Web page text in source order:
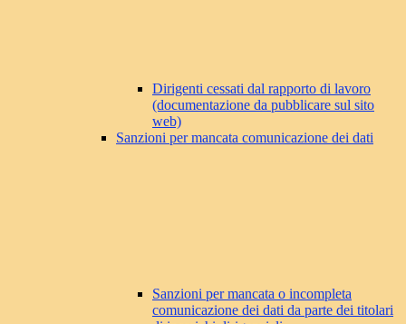
Dirigenti cessati dal rapporto di lavoro
(documentazione da pubblicare sul sito
web)
Sanzioni per mancata comunicazione dei dati
Sanzioni per mancata o incompleta
comunicazione dei dati da parte dei titolari